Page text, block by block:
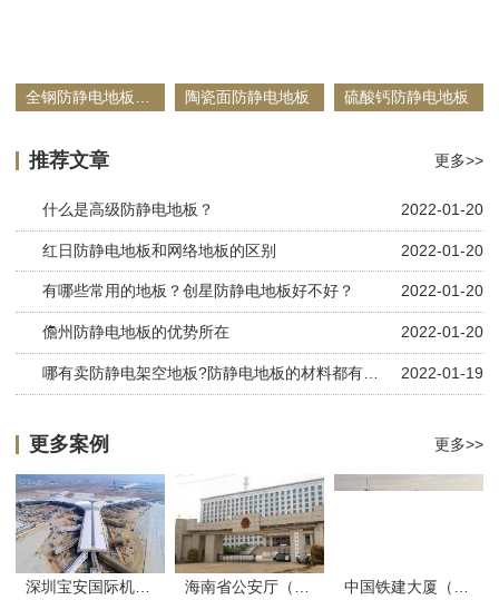
陶瓷面防静电地板 硫酸钙防静电地板
推荐文章 更多>>
什么是高级防静电地板？ 2022-01-20
红日防静电地板和网络地板的区别 2022-01-20
有哪些常用的地板？创星防静电地板好不好？ 2022-01-20
儋州防静电地板的优势所在 2022-01-20
2022-01-19
更多案例 更多>>
深圳宝安国际机场（防静电地板） 海南省公安厅（防静电地板） 中国铁建大厦（防静电地板）